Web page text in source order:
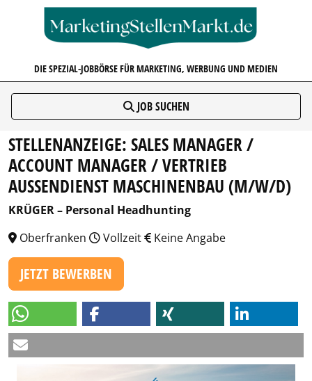
DIE SPEZIAL-JOBBÖRSE FÜR MARKETING, WERBUNG UND MEDIEN
JOB SUCHEN
STELLENANZEIGE: SALES MANAGER /
ACCOUNT MANAGER / VERTRIEB
AUSSENDIENST MASCHINENBAU (M/W/D)
KRÜGER – Personal Headhunting
Oberfranken
Vollzeit Keine Angabe
JETZT BEWERBEN